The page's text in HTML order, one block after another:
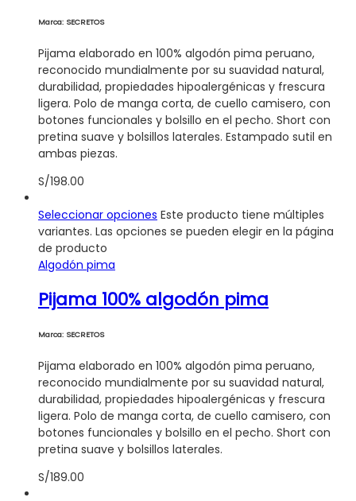
Marca: SECRETOS
Pijama elaborado en 100% algodón pima peruano,
reconocido mundialmente por su suavidad natural,
durabilidad, propiedades hipoalergénicas y frescura
ligera. Polo de manga corta, de cuello camisero, con
botones funcionales y bolsillo en el pecho. Short con
pretina suave y bolsillos laterales. Estampado sutil en
ambas piezas.
S/198.00
Seleccionar opciones Este producto tiene múltiples
variantes. Las opciones se pueden elegir en la página
de producto
Algodón pima
Pijama 100% algodón pima
Marca: SECRETOS
Pijama elaborado en 100% algodón pima peruano,
reconocido mundialmente por su suavidad natural,
durabilidad, propiedades hipoalergénicas y frescura
ligera. Polo de manga corta, de cuello camisero, con
botones funcionales y bolsillo en el pecho. Short con
pretina suave y bolsillos laterales.
S/189.00